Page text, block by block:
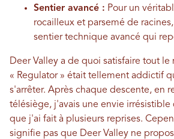
Sentier avancé : Pour un
rocailleux et parsemé de
sentier technique avancé qui
Deer Valley a de quoi satisfaire tout le
« Regulator » était tellement addictif
s'arrêter. Après chaque descente, en
télésiège, j'avais une envie irrésistible
que j'ai fait à plusieurs reprises.
signifie pas que Deer Valley ne